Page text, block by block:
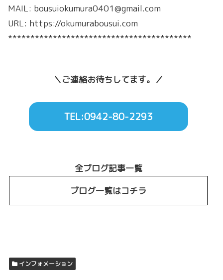
MAIL: bousuiokumura0401@gmail.com
URL: https://okumurabousui.com
*****************************************
＼ご連絡お待ちしてます。／
TEL:0942-80-2293
全ブログ記事一覧
ブログ一覧はコチラ
インフォメーション